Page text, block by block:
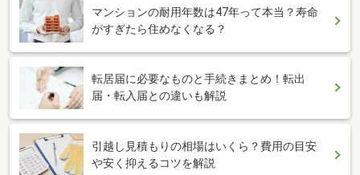
マンションの耐用年数は47年って本当？寿命
がすぎたら住めなくなる？
転居届に必要なものと手続きまとめ！転出
届・転入届との違いも解説
引越し見積もりの相場はいくら？費用の目安
や安く抑えるコツを解説